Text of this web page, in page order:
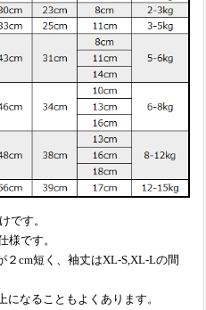
です。
様です。
cm短く、袖丈はXL-S,XL-Lの間
なることもよくあります。